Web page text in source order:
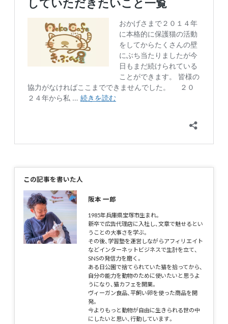
この記事を書いた人
阪本 一郎
1985年兵庫県宝塚市生まれ。
新卒で広告代理店に入社し、文章で魅せるとい
うことの大事さを学ぶ。
その後、学習塾を運営しながらアフィリエイト
などインターネットビジネスで生計を立て、
SNSの発信力を磨く。
ある日公園で捨てられていた猫を拾ってから、
自分の能力を動物のために使いたいと思うよ
うになり、猫カフェを開業。
ヴィーガン食品、平飼い卵を使った商品を開
発。
今よりもっと動物が自由に生きられる世の中
にしたいと思い、行動しています。